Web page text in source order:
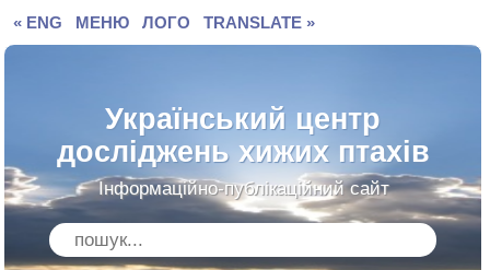
« ENG МЕНЮ ЛОГО TRANSLATE »
Український центр
досліджень хижих птахів
Інформаційно-публікаційний сайт